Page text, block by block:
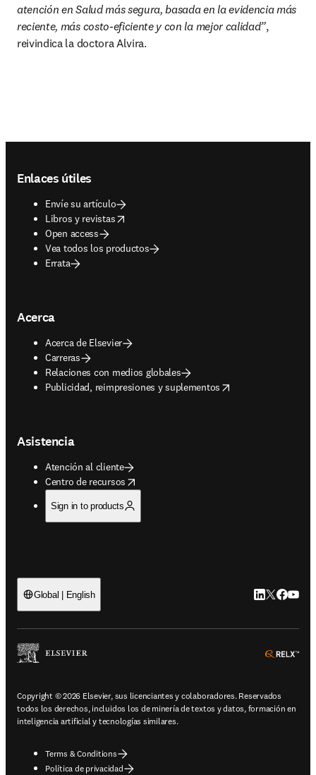
atención en Salud más segura, basada en la evidencia más
reciente, más costo-eficiente y con la mejor calidad”,
reivindica la doctora Alvira.
Enlaces útiles
Envíe su artículo
Libros y revistas
opens in new tab/window
Open access
Vea todos los productos
Errata
Acerca
Acerca de Elsevier
Carreras
Relaciones con medios globales
Publicidad, reimpresiones y suplementos
opens in new tab/window
Asistencia
Atención al cliente
Centro de recursos
opens in new tab/window
Sign in to products
Global | English LinkedIn se
Twitter se
Copyright © 2026 Elsevier, sus licenciantes y colaboradores. Reservados
todos los derechos, incluidos los de minería de textos y datos, formación en
inteligencia artificial y tecnologías similares.
Terms & Conditions
Política de privacidad